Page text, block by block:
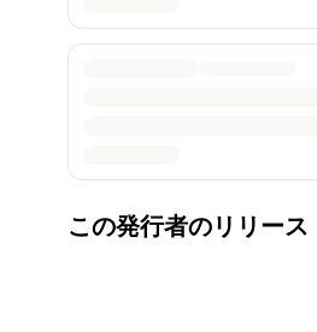
この発行者のリリース